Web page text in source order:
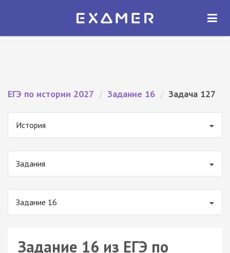
Экзамер — ЕГЭ 2027
ОТКРЫТЬ
ЕГЭ по истории 2027 / Задание 16 / Задача 127
История
Задания
Задание 16
Задание 16 из ЕГЭ по